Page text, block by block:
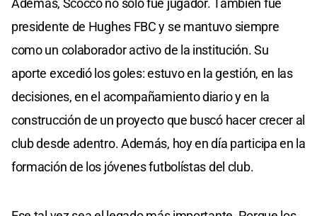
Además, Scocco no sólo fue jugador. También fue
presidente de Hughes FBC y se mantuvo siempre
como un colaborador activo de la institución. Su
aporte excedió los goles: estuvo en la gestión, en las
decisiones, en el acompañamiento diario y en la
construcción de un proyecto que buscó hacer crecer al
club desde adentro. Además, hoy en día participa en la
formación de los jóvenes futbolístas del club.